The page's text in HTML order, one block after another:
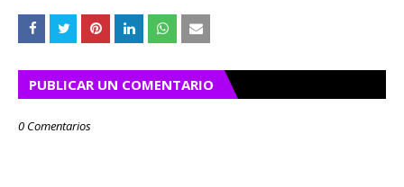
PUBLICAR UN COMENTARIO
0 Comentarios